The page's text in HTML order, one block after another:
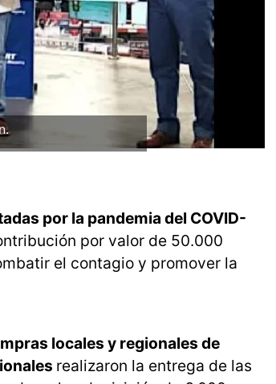
por la pandemia del COVID-
por valor de 50.000
el contagio y promover la
locales y regionales de
realizaron la entrega de las